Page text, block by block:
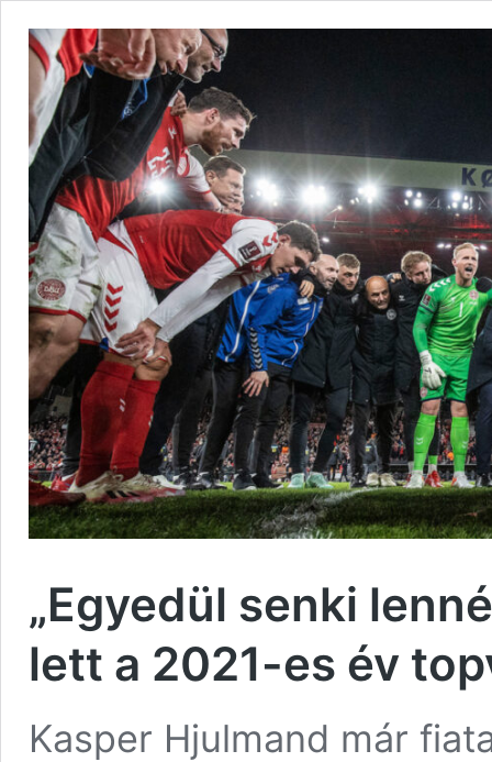
„Egyedül senki
lett a 2021-es év
Kasper Hjulmand már